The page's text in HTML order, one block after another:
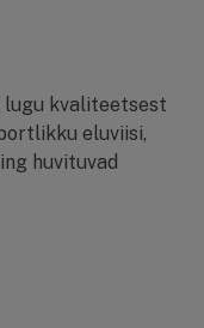
lugu kvaliteetsest
eluviisi,
huvituvad